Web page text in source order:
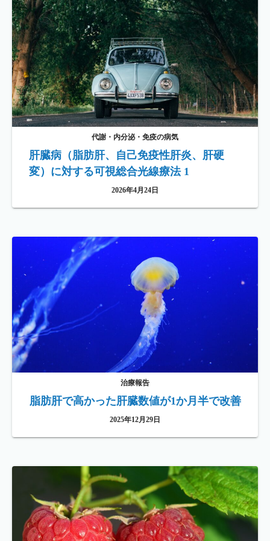
代謝・内分泌・免疫の病気
肝臓病（脂肪肝、自己免疫性肝炎、肝硬
変）に対する可視総合光線療法 1
2026年4月24日
治療報告
脂肪肝で高かった肝臓数値が1か月半で改善
2025年12月29日